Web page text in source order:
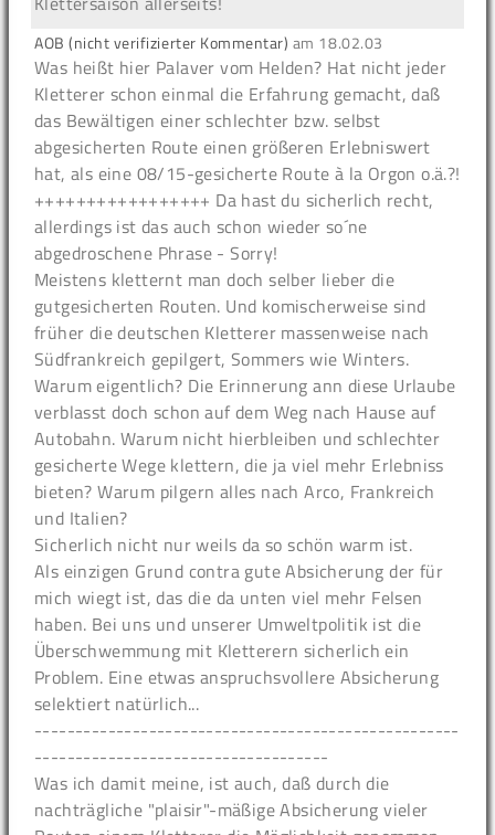
AOB (nicht verifizierter Kommentar) am 18.02.03
Was heißt hier Palaver vom Helden? Hat nicht jeder
Kletterer schon einmal die Erfahrung gemacht, daß
das Bewältigen einer schlechter bzw. selbst
abgesicherten Route einen größeren Erlebniswert
hat, als eine 08/15-gesicherte Route à la Orgon o.ä.?!
+++++++++++++++++ Da hast du sicherlich recht,
allerdings ist das auch schon wieder so´ne
abgedroschene Phrase - Sorry!
Meistens kletternt man doch selber lieber die
gutgesicherten Routen. Und komischerweise sind
früher die deutschen Kletterer massenweise nach
Südfrankreich gepilgert, Sommers wie Winters.
Warum eigentlich? Die Erinnerung ann diese Urlaube
verblasst doch schon auf dem Weg nach Hause auf
Autobahn. Warum nicht hierbleiben und schlechter
gesicherte Wege klettern, die ja viel mehr Erlebniss
bieten? Warum pilgern alles nach Arco, Frankreich
und Italien?
Sicherlich nicht nur weils da so schön warm ist.
Als einzigen Grund contra gute Absicherung der für
mich wiegt ist, das die da unten viel mehr Felsen
haben. Bei uns und unserer Umweltpolitik ist die
Überschwemmung mit Kletterern sicherlich ein
Problem. Eine etwas anspruchsvollere Absicherung
selektiert natürlich...
----------------------------------------------------
------------------------------------
Was ich damit meine, ist auch, daß durch die
nachträgliche "plaisir"-mäßige Absicherung vieler